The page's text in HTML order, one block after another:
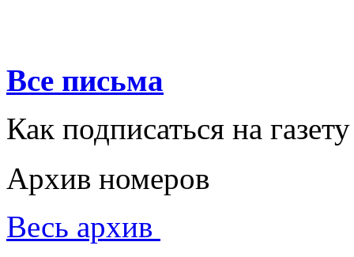
Все письма
Как подписаться на газету
Архив номеров
Весь архив